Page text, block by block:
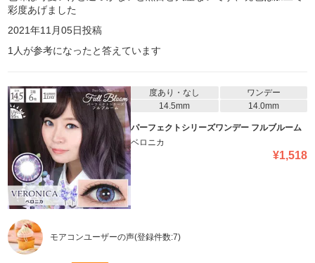
彩度あげました
2021年11月05日投稿
1 人が参考になったと答えています
度あり・なし
ワンデー
14.5mm
14.0mm
パーフェクトシリーズワンデー フルブルーム
ベロニカ
¥1,518
モアコンユーザーの声(登録件数:7)